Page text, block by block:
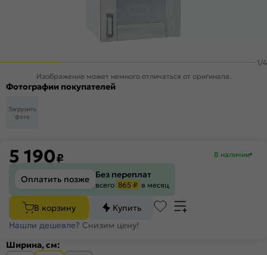
1/4
Изображение может немного отличаться от оригинала.
Фотографии покупателей
Загрузить
фото
5 190₽ В наличии
Оплатить позже Без переплат
всего 865 ₽ в месяц
В корзину
Купить
Нашли дешевле? Снизим цену!
Ширина, см: